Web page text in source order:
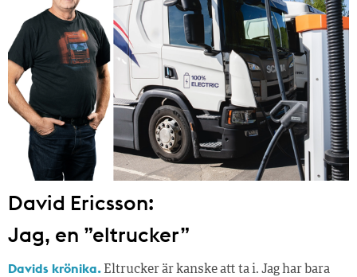
David Ericsson:
Jag, en ”eltrucker”
Davids krönika. Eltrucker är kanske att ta i. Jag har bara